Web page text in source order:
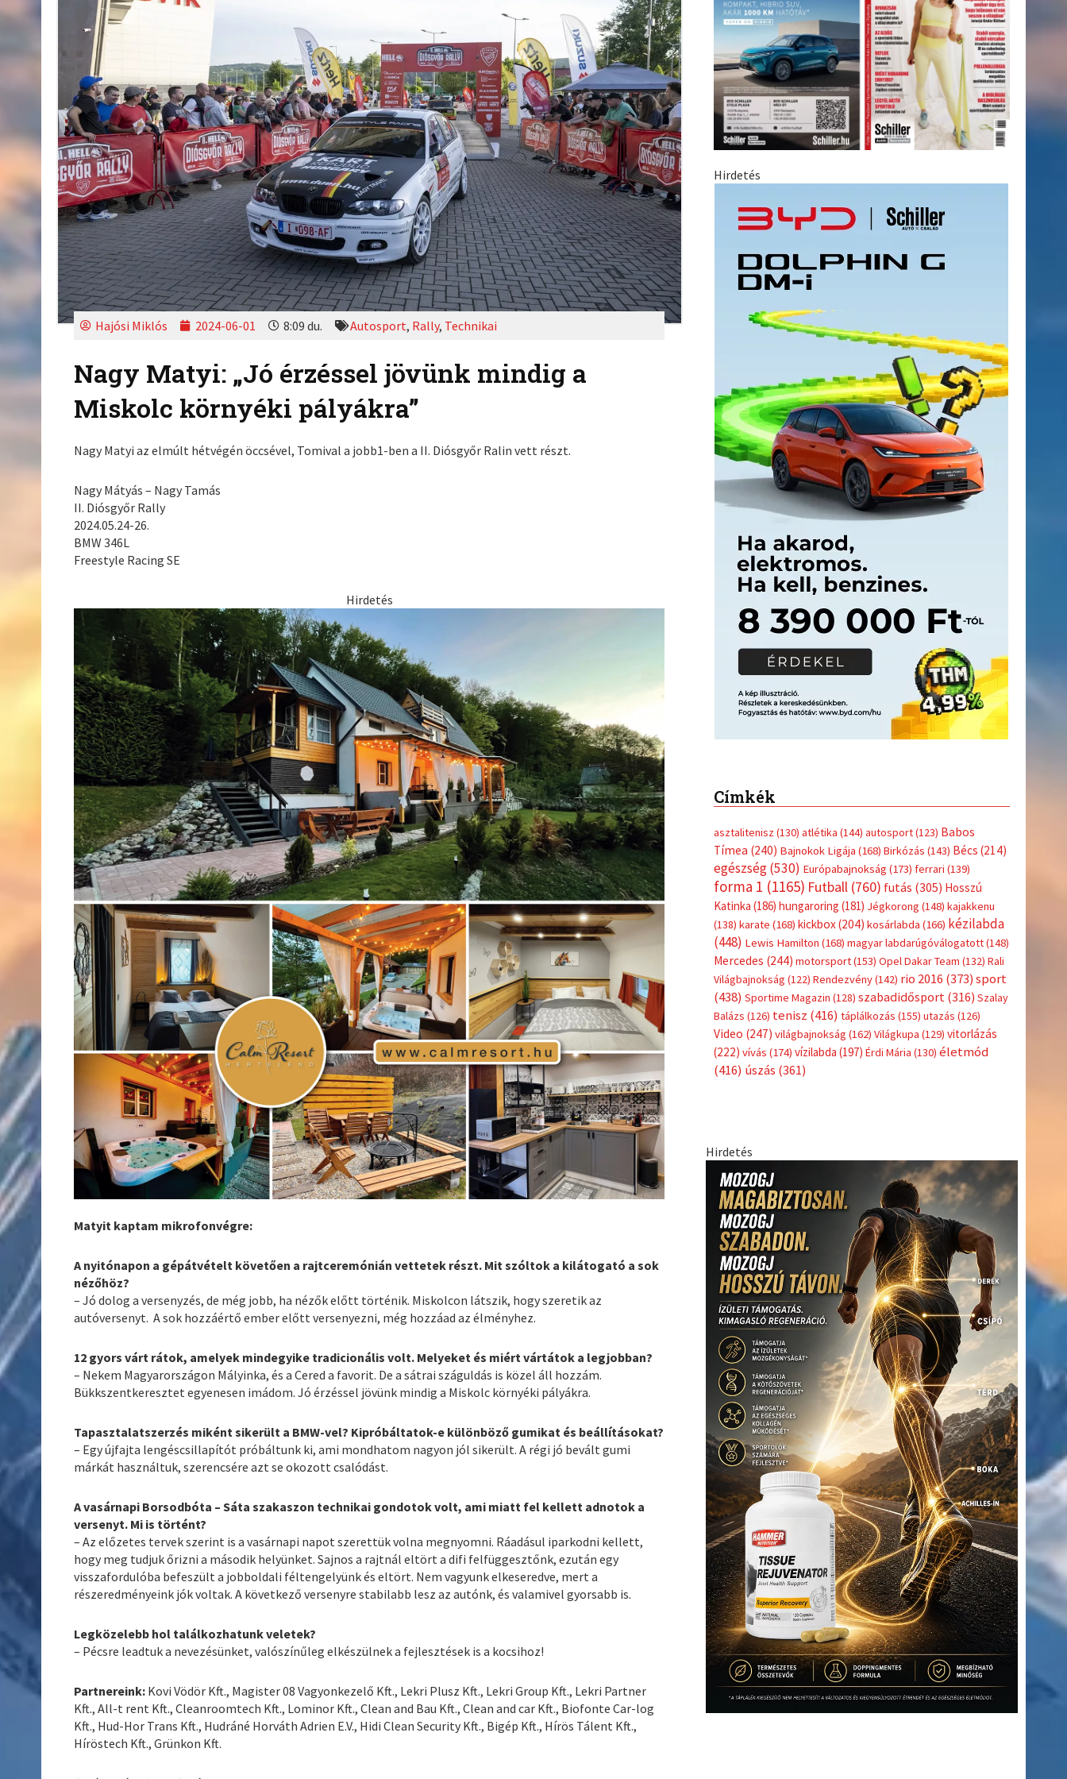
Hajósi Miklós 2024-06-01 8:09 du. Autosport, Rally, Technikai
Nagy Matyi: „Jó érzéssel jövünk mindig a
Miskolc környéki pályákra”
Nagy Matyi az elmúlt hétvégén öccsével, Tomival a jobb1-ben a II. Diósgyőr Ralin vett részt.
Nagy Mátyás – Nagy Tamás
II. Diósgyőr Rally
2024.05.24-26.
BMW 346L
Freestyle Racing SE
Hirdetés
Matyit kaptam mikrofonvégre:
A nyitónapon a gépátvételt követően a rajtceremónián vettetek részt. Mit szóltok a kilátogató a sok
nézőhöz?
– Jó dolog a versenyzés, de még jobb, ha nézők előtt történik. Miskolcon látszik, hogy szeretik az
autóversenyt. A sok hozzáértő ember előtt versenyezni, még hozzáad az élményhez.
12 gyors várt rátok, amelyek mindegyike tradicionális volt. Melyeket és miért vártátok a legjobban?
– Nekem Magyarországon Mályinka, és a Cered a favorit. De a sátrai száguldás is közel áll hozzám.
Bükkszentkeresztet egyenesen imádom. Jó érzéssel jövünk mindig a Miskolc környéki pályákra.
Tapasztalatszerzés miként sikerült a BMW-vel? Kipróbáltatok-e különböző gumikat és beállításokat?
– Egy újfajta lengéscsillapítót próbáltunk ki, ami mondhatom nagyon jól sikerült. A régi jó bevált gumi
márkát használtuk, szerencsére azt se okozott csalódást.
A vasárnapi Borsodbóta – Sáta szakaszon technikai gondotok volt, ami miatt fel kellett adnotok a
versenyt. Mi is történt?
– Az előzetes tervek szerint is a vasárnapi napot szerettük volna megnyomni. Ráadásul iparkodni kellett,
hogy meg tudjuk őrizni a második helyünket. Sajnos a rajtnál eltört a difi felfüggesztőnk, ezután egy
visszafordulóba befeszült a jobboldali féltengelyünk és eltört. Nem vagyunk elkeseredve, mert a
részeredményeink jók voltak. A következő versenyre stabilabb lesz az autónk, és valamivel gyorsabb is.
Legközelebb hol találkozhatunk veletek?
– Pécsre leadtuk a nevezésünket, valószínűleg elkészülnek a fejlesztések is a kocsihoz!
Partnereink: Kovi Vödör Kft., Magister 08 Vagyonkezelő Kft., Lekri Plusz Kft., Lekri Group Kft., Lekri Partner
Kft., All-t rent Kft., Cleanroomtech Kft., Lominor Kft., Clean and Bau Kft., Clean and car Kft., Biofonte Car-log
Kft., Hud-Hor Trans Kft., Hudráné Horváth Adrien E.V., Hidi Clean Security Kft., Bigép Kft., Hírös Tálent Kft.,
Híröstech Kft., Grünkon Kft.
Hirdetés
Címkék
asztalitenisz (130) atlétika (144) autosport(123) Babos
Tímea (240) Bajnokok Ligája (168) Birkózás (143) Bécs (214)
egészség(530) Európabajnokság (173) ferrari (139)
forma 1 (1165) Futball(760) futás (305) Hosszú
Katinka (186) hungaroring (181) Jégkorong (148) kajakkenu
(138) karate (168) kickbox(204) kosárlabda (166) kézilabda
(448) Lewis Hamilton (168) magyar labdarúgóválogatott(148)
Mercedes (244) motorsport(153) Opel Dakar Team (132) Rali
Világbajnokság (122) Rendezvény(142) rio 2016 (373) sport
(438) Sportime Magazin (128) szabadidősport (316) Szalay
Balázs (126) tenisz (416) táplálkozás (155) utazás (126)
Video (247) világbajnokság (162) Világkupa (129) vitorlázás
(222) vívás (174) vízilabda (197) Érdi Mária (130) életmód
(416) úszás (361)
Hirdetés